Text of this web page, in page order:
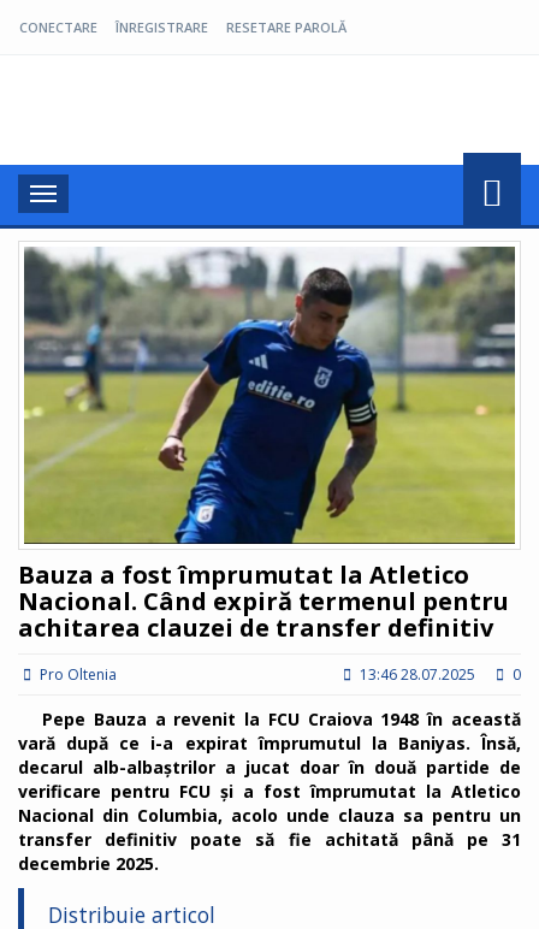
CONECTARE ÎNREGISTRARE RESETARE PAROLĂ
Toggle
navigation
Bauza a fost împrumutat la Atletico
Nacional. Când expiră termenul pentru
achitarea clauzei de transfer definitiv
Pro Oltenia 13:46 28.07.2025 0
Pepe Bauza a revenit la FCU Craiova 1948 în această
vară după ce i-a expirat împrumutul la Baniyas. Însă,
decarul alb-albaștrilor a jucat doar în două partide de
verificare pentru FCU și a fost împrumutat la Atletico
Nacional din Columbia, acolo unde clauza sa pentru un
transfer definitiv poate să fie achitată până pe 31
decembrie 2025.
Distribuie articol